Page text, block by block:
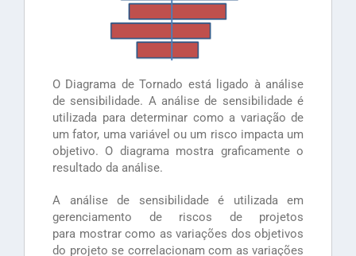
O Diagrama de Tornado está ligado à análise
de sensibilidade. A análise de sensibilidade é
utilizada para determinar como a variação de
um fator, uma variável ou um risco impacta um
objetivo. O diagrama mostra graficamente o
resultado da análise.
A análise de sensibilidade é utilizada em
gerenciamento de riscos de projetos
para mostrar como as variações dos objetivos
do projeto se correlacionam com as variações